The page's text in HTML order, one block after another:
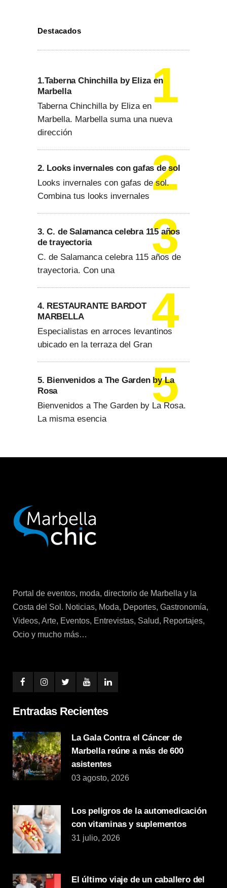
Destacados
1.Taberna Chinchilla by Eliza en
Marbella
Taberna Chinchilla by Eliza en
Marbella. Marbella suma una nueva
dirección
2. Looks invernales con gafas de sol
Looks invernales con gafas de sol.
Combina tus looks invernales
3. C. de Salamanca celebra 115 años
de trayectoria
C. de Salamanca celebra 115 años de
trayectoria. Con una
4. RESTAURANTE BARDOT
MARBELLA
Especialistas en arroces levantinos
ubicado en la terraza del Gran
5. Bienvenidos a The Garden by La
Rosa
Bienvenidos a The Garden by La Rosa.
La misma esencia
Portal de eventos, moda, directorio de Marbella y la
Costa del Sol. Noticias, Moda, Deportes, Gastronomía,
Videos, Arte, Eventos, Entrevistas, Salud, Reportajes,
Ocio y mucho más…
Entradas Recientes
La Gala Contra el Cáncer de
Marbella reúne a más de 600
asistentes
03 agosto, 2026
Los peligros de la automedicación
con vitaminas y suplementos
31 julio, 2026
El último viaje de un caballero del